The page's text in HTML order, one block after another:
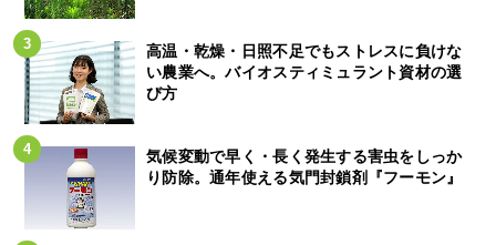
高温・乾燥・日照不足でもストレスに負けな
い農業へ。バイオスティミュラント資材の選
び方
気候変動で早く・長く発生する害虫をしっか
り防除。通年使える気門封鎖剤『フーモン』